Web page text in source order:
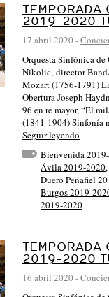
TEMPORADA
2019-2020
17 abril 2020 -
Orquesta Sinfónica
Nikolic, director
Mozart (1756-1791)
Obertura Joseph
96 en re mayor, “El
(1841-1904) Sinfonía
Seguir leyendo
Bienvenida
Ávila 2019-2020,
Duero Peñafiel
Burgos 2019-
2019-2020
TEMPORADA
2019-2020
16 abril 2020 -